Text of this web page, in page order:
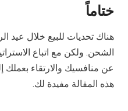
ختاماً
هناك تحديات للبيع خلال عيد
الشحن. ولكن مع اتباع
عن منافسيك والارتقاء
هذه المقالة مفيدة لك.